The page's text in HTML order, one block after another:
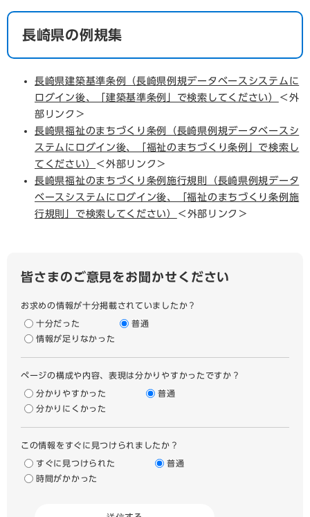
長崎県の例規集
長崎県建築基準条例（長崎県例規データベースシステムに
ログイン後、「建築基準条例」で検索してください）
＜外
部リンク＞
長崎県福祉のまちづくり条例（長崎県例規データベースシ
ステムにログイン後、「福祉のまちづくり条例」で検索し
てください）
＜外部リンク＞
長崎県福祉のまちづくり条例施行規則（長崎県例規データ
ベースシステムにログイン後、「福祉のまちづくり条例施
行規則」で検索してください）
＜外部リンク＞
皆さまのご意見をお聞かせください
お求めの情報が十分掲載されていましたか？
十分だった
普通
情報が足りなかった
ページの構成や内容、表現は分かりやすかったですか？
分かりやすかった
普通
分かりにくかった
この情報をすぐに見つけられましたか？
すぐに見つけられた
普通
時間がかかった